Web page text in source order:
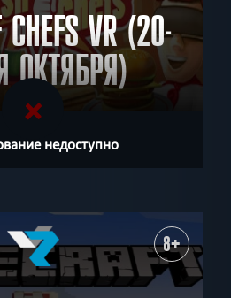
CHEFS VR (20-
ОКТЯБРЯ)
недоступно
8+